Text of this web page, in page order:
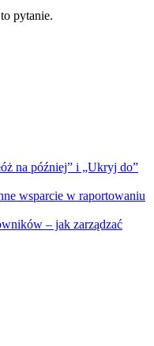
pytanie.
na później” i „Ukryj do”
wsparcie w raportowaniu
– jak zarządzać